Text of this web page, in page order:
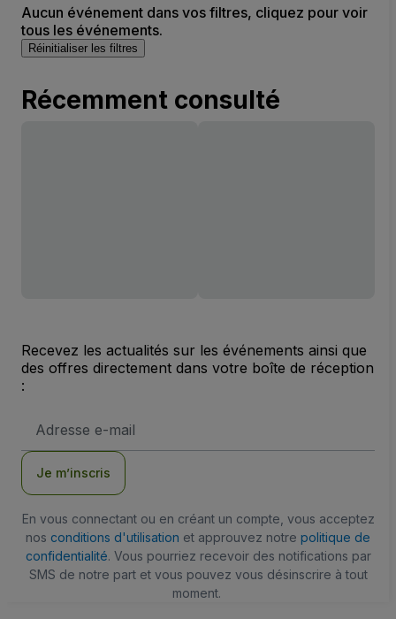
Aucun événement dans vos filtres, cliquez pour voir
tous les événements.
Réinitialiser les filtres
Récemment consulté
Recevez les actualités sur les événements ainsi que
des offres directement dans votre boîte de réception
:
e-
Je m’inscris
En vous connectant ou en créant un compte, vous acceptez
nos conditions d'utilisation et approuvez notre politique de
confidentialité. Vous pourriez recevoir des notifications par
SMS de notre part et vous pouvez vous désinscrire à tout
moment.